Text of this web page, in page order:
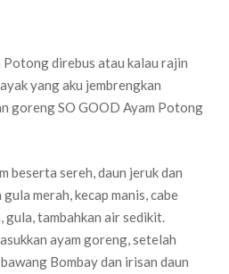
Potong direbus atau kalau rajin
yang aku jembrengkan
goreng SO GOOD Ayam Potong
beserta sereh, daun jeruk dan
merah, kecap manis, cabe
tambahkan air sedikit.
ayam goreng, setelah
Bombay dan irisan daun